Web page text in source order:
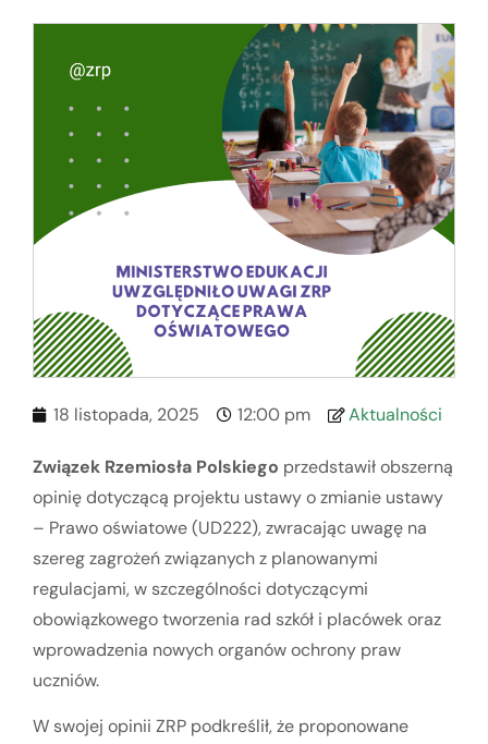
18 listopada, 2025 12:00 pm Aktualności
Związek Rzemiosła Polskiego przedstawił obszerną
opinię dotyczącą projektu ustawy o zmianie ustawy
– Prawo oświatowe (UD222), zwracając uwagę na
szereg zagrożeń związanych z planowanymi
regulacjami, w szczególności dotyczącymi
obowiązkowego tworzenia rad szkół i placówek oraz
wprowadzenia nowych organów ochrony praw
uczniów.
W swojej opinii ZRP podkreślił, że proponowane